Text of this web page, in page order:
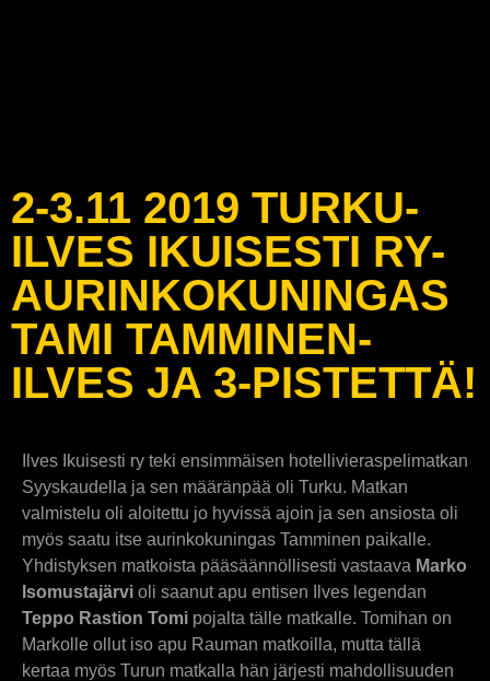
2-3.11 2019 TURKU-
ILVES IKUISESTI RY-
AURINKOKUNINGAS
TAMI TAMMINEN-
ILVES JA 3-PISTETTÄ!
Ilves Ikuisesti ry teki ensimmäisen hotellivieraspelimatkan
Syyskaudella ja sen määränpää oli Turku. Matkan
valmistelu oli aloitettu jo hyvissä ajoin ja sen ansiosta oli
myös saatu itse aurinkokuningas Tamminen paikalle.
Yhdistyksen matkoista pääsäännöllisesti vastaava Marko
Isomustajärvi oli saanut apu entisen Ilves legendan
Teppo Rastion Tomi pojalta tälle matkalle. Tomihan on
Markolle ollut iso apu Rauman matkoilla, mutta tällä
kertaa myös Turun matkalla hän järjesti mahdollisuuden